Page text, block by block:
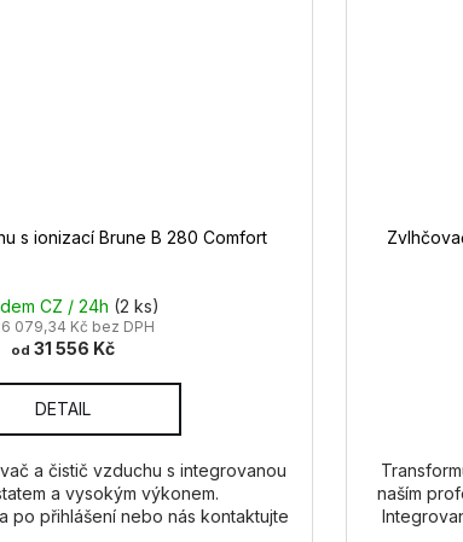
s ionizací Brune B 280 Comfort
CZ / 24h (2 ks)
079,34 Kč bez DPH
od 31 556 Kč
DETAIL
a čistič vzduchu s integrovanou
a vysokým výkonem.
po přihlášení nebo nás kontaktujte
naším